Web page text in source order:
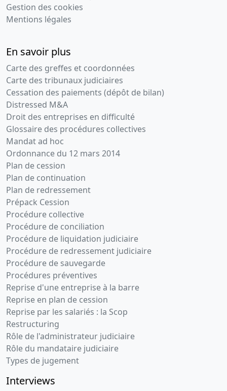
Gestion des cookies
Mentions légales
En savoir plus
Carte des greffes et coordonnées
Carte des tribunaux judiciaires
Cessation des paiements (dépôt de bilan)
Distressed M&A
Droit des entreprises en difficulté
Glossaire des procédures collectives
Mandat ad hoc
Ordonnance du 12 mars 2014
Plan de cession
Plan de continuation
Plan de redressement
Prépack Cession
Procédure collective
Procédure de conciliation
Procédure de liquidation judiciaire
Procédure de redressement judiciaire
Procédure de sauvegarde
Procédures préventives
Reprise d'une entreprise à la barre
Reprise en plan de cession
Reprise par les salariés : la Scop
Restructuring
Rôle de l'administrateur judiciaire
Rôle du mandataire judiciaire
Types de jugement
Interviews